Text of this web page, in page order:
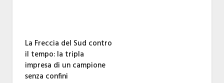
La Freccia del Sud contro
il tempo: la tripla
impresa di un campione
senza confini